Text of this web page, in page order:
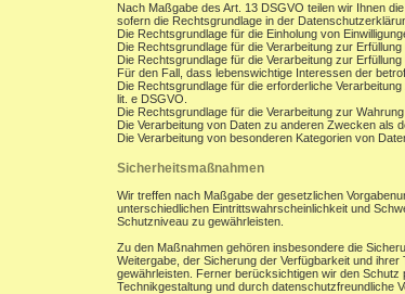
Nach Maßgabe des Art. 13 DSGVO teilen wir Ihnen
sofern die Rechtsgrundlage in der
Die Rechtsgrundlage für die Einholung von
Die Rechtsgrundlage für die Verarbeitung zur
Die Rechtsgrundlage für die Verarbeitung zur
Für den Fall, dass lebenswichtige Interessen der
Die Rechtsgrundlage für die erforderliche
lit. e DSGVO.
Die Rechtsgrundlage für die Verarbeitung zur
Die Verarbeitung von Daten zu anderen Zwecken als
Die Verarbeitung von besonderen Kategorien von
Sicherheitsmaßnahmen
Wir treffen nach Maßgabe der gesetzlichen
unterschiedlichen Eintrittswahrscheinlichkeit und
Schutzniveau zu gewährleisten.
Zu den Maßnahmen gehören insbesondere die
Weitergabe, der Sicherung der Verfügbarkeit und
gewährleisten. Ferner berücksichtigen wir den
Technikgestaltung und durch datenschutzfreundliche